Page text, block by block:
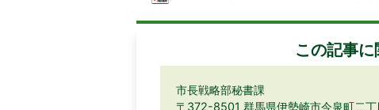
この記事
市長戦略部秘書課
〒372-8501 群馬県伊勢崎市今泉町二